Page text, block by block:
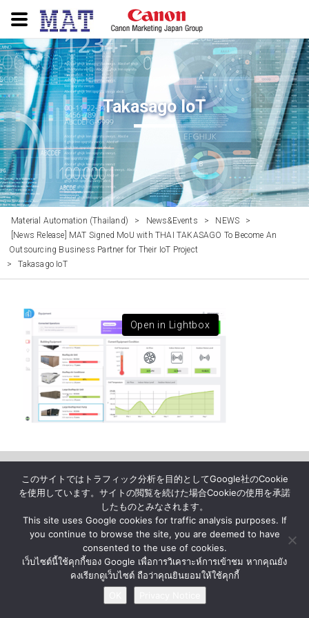
Takasago IoT
Material Automation (Thailand) > News&Events > NEWS
>
[News Release] MAT Signed MoU with THAI TAKASAGO To Become An
Outsourcing Business Partner for Their IoT Project
>
Takasago IoT
Open in Lightbox
News About Us Contact Us Privacy Notice
© BY MATERIAL AUTOMATION ( THAILAND ) Co., Ltd.
このサイトではトラフィック分析を目的としてGoogle社のCookie
を使用しています。サイトの閲覧を続けた場合Cookieの使用を承諾
したものとみなされます。
This site uses Google cookies for traffic analysis purposes. If
you continue to browse the site, you are deemed to have
consented to the use of cookies.
เว็บไซต์นี้ใช้คุกกี้ของ Google เพื่อการวิเคราะห์การเข้าชม หากคุณยัง
คงเรียกดูเว็บไซต์ ถือว่าคุณยินยอมให้ใช้คุกกี้